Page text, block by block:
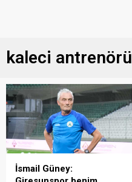
kaleci antrenörü
İsmail Güney: